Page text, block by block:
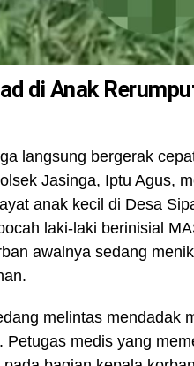
di Anak
langsung bergerak
Jasinga, Iptu Agus,
anak kecil di Desa
laki-laki berinisial
awalnya sedang
melintas mendadak
medis yang